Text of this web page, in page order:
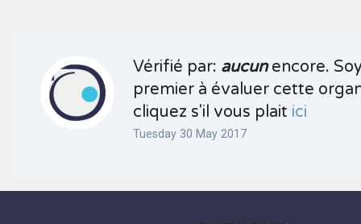
Vérifié par: aucunencore.
premier à évaluer cette
cliquez s'il vous plait ici
Tuesday 30 May 2017